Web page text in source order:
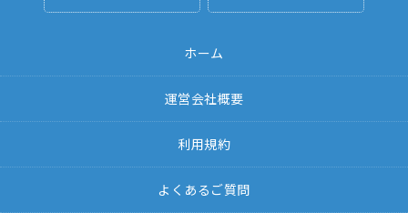
ホーム
運営会社概要
利用規約
よくあるご質問